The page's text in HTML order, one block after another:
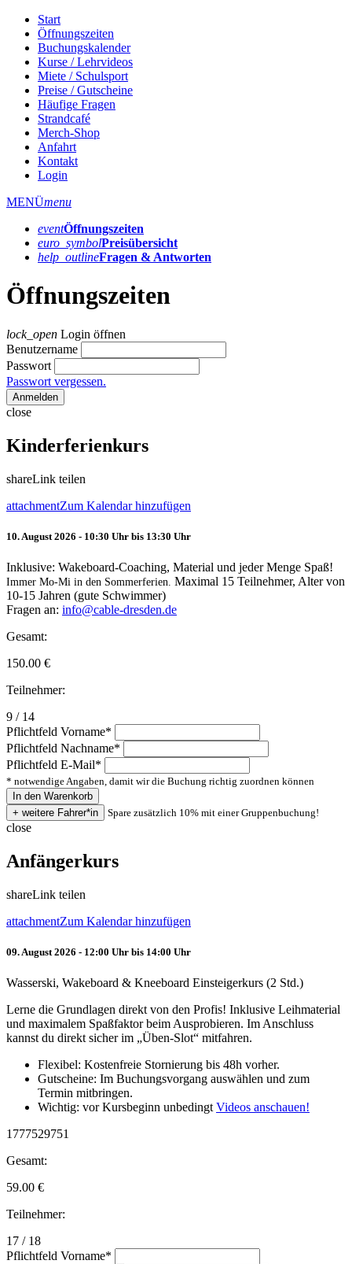
Start
Öffnungszeiten
Buchungskalender
Kurse / Lehrvideos
Miete / Schulsport
Preise / Gutscheine
Häufige Fragen
Strandcafé
Merch-Shop
Anfahrt
Kontakt
Login
MENÜmenu
eventÖffnungs­zeiten
euro_symbolPreis­übersicht
help_outlineFragen & Antworten
Öffnungszeiten
lock_open Login öffnen
Benutzername
Passwort
Passwort vergessen.
Anmelden
close
Kinderferienkurs
shareLink teilen
attachmentZum Kalendar hinzufügen
10. August 2026 - 10:30 Uhr bis 13:30 Uhr
Inklusive: Wakeboard-Coaching, Material und jeder Menge Spaß!
Immer Mo-Mi in den Sommerferien. Maximal 15 Teilnehmer, Alter von
10-15 Jahren (gute Schwimmer)
Fragen an: info@cable-dresden.de
Gesamt:
150.00 €
Teilnehmer:
9 / 14
Pflichtfeld Vorname*
Pflichtfeld Nachname*
Pflichtfeld E-Mail*
* notwendige Angaben, damit wir die Buchung richtig zuordnen können
Spare zusätzlich 10% mit einer Gruppenbuchung!
close
Anfängerkurs
shareLink teilen
attachmentZum Kalendar hinzufügen
09. August 2026 - 12:00 Uhr bis 14:00 Uhr
Wasserski, Wakeboard & Kneeboard Einsteigerkurs (2 Std.)
Lerne die Grundlagen direkt von den Profis! Inklusive Leihmaterial
und maximalem Spaßfaktor beim Ausprobieren. Im Anschluss
kannst du direkt sicher im „Üben-Slot“ mitfahren.
Flexibel: Kostenfreie Stornierung bis 48h vorher.
Gutscheine: Im Buchungsvorgang auswählen und zum
Termin mitbringen.
Wichtig: vor Kursbeginn unbedingt Videos anschauen!
1777529751
Gesamt:
59.00 €
Teilnehmer:
17 / 18
Pflichtfeld Vorname*